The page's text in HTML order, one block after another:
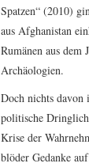
Spatzen“ (2010)
aus Afghanistan
Rumänen aus dem
Archäologien.
Doch nichts davon
politische
Krise der
blöder Gedanke